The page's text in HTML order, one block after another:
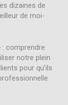
dizaines de
de moi-
: comprendre
notre plein
pour qu’ils